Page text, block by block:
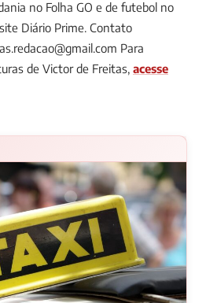
no Folha GO e de futebol no
Diário Prime. Contato
Para
de Victor de Freitas, acesse